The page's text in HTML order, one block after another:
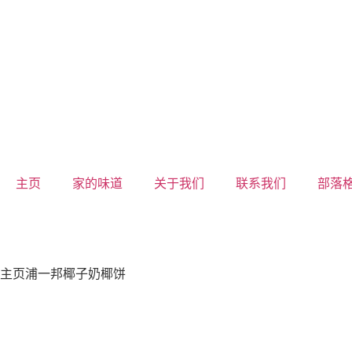
主页 家的味道 关于我们 联系我们 部落
主页浦一邦椰子奶椰饼